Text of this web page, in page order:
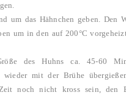
um das Hähnchen geben. Den
um in den auf 200°C
des Huhns ca. 45-60
wieder mit der Brühe
noch nicht kross sein, den